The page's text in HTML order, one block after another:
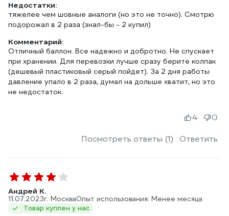
Недостатки:
тяжелее чем шовные аналоги (но это не точно). Смотрю
подорожал в 2 раза (знал-бы - 2 купил)
Комментарий:
Отличный баллон. Все надежно и добротно. Не спускает
при хранении. Для перевозки лучше сразу берите колпак
(дешевый пластиковый серый пойдет). За 2 дня работы
давление упало в 2 раза, думал на дольше хватит, но это
не недостаток.
Посмотреть ответы (1) Ответить
4 0
Андрей К.
11.07.2023г. МоскваОпыт использования: Менее месяца
Товар куплен у нас